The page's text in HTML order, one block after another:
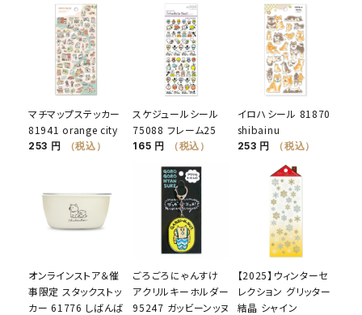
マチマップステッカー
81941 orange city
253 円 （税込）
スケジュールシール
75088 フレーム25
165 円 （税込）
イロハシール 81870
shibainu
253 円 （税込）
オンラインストア＆催
事限定 スタックストッ
カー 61776 しばんば
ごろごろにゃんすけ
アクリルキーホルダー
95247 ガッビーンッヌ
【2025】ウィンターセ
レクション グリッター
結晶 シャイン